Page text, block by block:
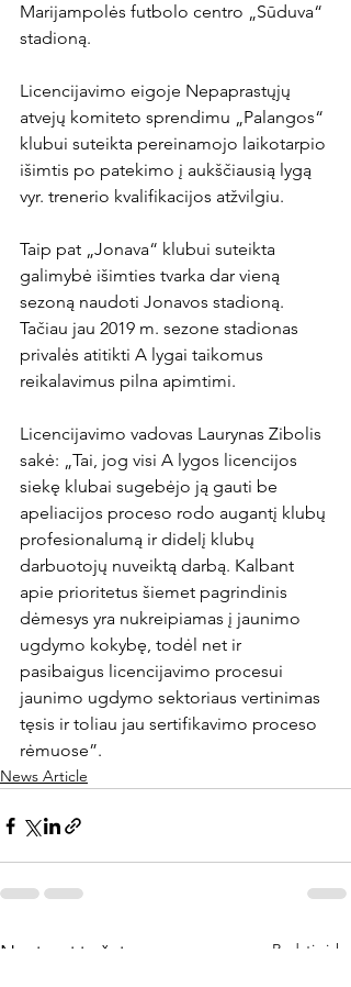
Marijampolės futbolo centro „Sūduva“
stadioną.
Licencijavimo eigoje Nepaprastųjų
atvejų komiteto sprendimu „Palangos“
klubui suteikta pereinamojo laikotarpio
išimtis po patekimo į aukščiausią lygą
vyr. trenerio kvalifikacijos atžvilgiu.
Taip pat „Jonava“ klubui suteikta
galimybė išimties tvarka dar vieną
sezoną naudoti Jonavos stadioną.
Tačiau jau 2019 m. sezone stadionas
privalės atitikti A lygai taikomus
reikalavimus pilna apimtimi.
Licencijavimo vadovas Laurynas Zibolis
sakė: „Tai, jog visi A lygos licencijos
siekę klubai sugebėjo ją gauti be
apeliacijos proceso rodo augantį klubų
profesionalumą ir didelį klubų
darbuotojų nuveiktą darbą. Kalbant
apie prioritetus šiemet pagrindinis
dėmesys yra nukreipiamas į jaunimo
ugdymo kokybę, todėl net ir
pasibaigus licencijavimo procesui
jaunimo ugdymo sektoriaus vertinimas
tęsis ir toliau jau sertifikavimo proceso
rėmuose”.
News Article
Naujausi įrašai Rodyti viską